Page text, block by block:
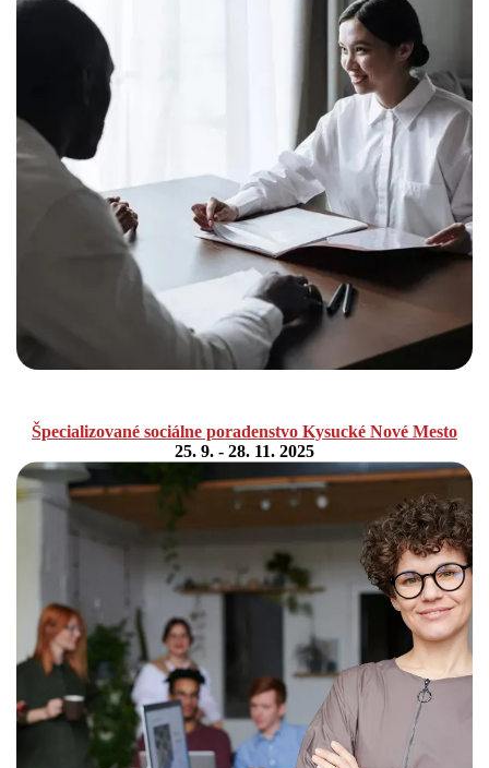
Špecializované sociálne poradenstvo Kysucké Nové Mesto
25. 9. - 28. 11. 2025